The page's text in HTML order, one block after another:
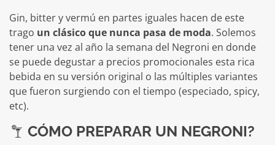
Gin, bitter y vermú en partes iguales hacen de este
trago un clásico que nunca pasa de moda. Solemos
tener una vez al año la semana del Negroni en donde
se puede degustar a precios promocionales esta rica
bebida en su versión original o las múltiples variantes
que fueron surgiendo con el tiempo (especiado, spicy,
etc).
CÓMO PREPARAR UN NEGRONI?